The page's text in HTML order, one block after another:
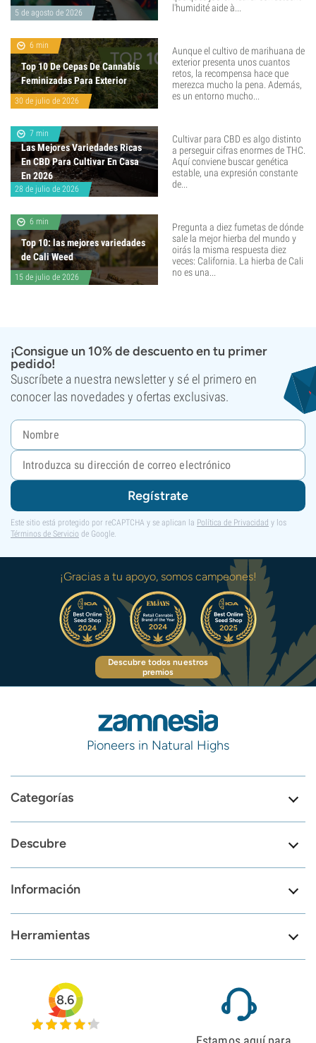
5 de agosto de 2026
l'humidité aide à...
6 min
Top 10 De Cepas De Cannabis
Feminizadas Para Exterior
30 de julio de 2026
Aunque el cultivo de marihuana de
exterior presenta unos cuantos
retos, la recompensa hace que
merezca mucho la pena. Además,
es un entorno mucho...
7 min
Las Mejores Variedades Ricas
En CBD Para Cultivar En Casa
En 2026
28 de julio de 2026
Cultivar para CBD es algo distinto
a perseguir cifras enormes de THC.
Aquí conviene buscar genética
estable, una expresión constante
de...
6 min
Top 10: las mejores variedades
de Cali Weed
15 de julio de 2026
Pregunta a diez fumetas de dónde
sale la mejor hierba del mundo y
oirás la misma respuesta diez
veces: California. La hierba de Cali
no es una...
¡Consigue un 10% de descuento en tu primer
pedido!
Suscríbete a nuestra newsletter y sé el primero en
conocer las novedades y ofertas exclusivas.
Regístrate
Este sitio está protegido por reCAPTCHA y se aplican la Política de Privacidad y los
Términos de Servicio de Google.
¡Gracias a tu apoyo, somos campeones!
Descubre todos nuestros
premios
Pioneers in Natural Highs
Categorías
Descubre
Información
Herramientas
8.6